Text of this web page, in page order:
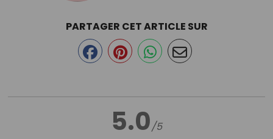
5.0/5
PARTAGER CET ARTICLE SUR